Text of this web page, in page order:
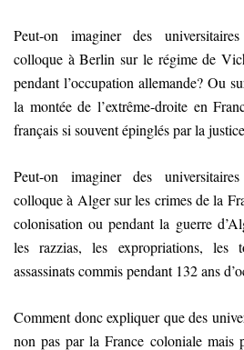
Peut-on imaginer des
colloque à Berlin sur le régime de
pendant l’occupation allemande? Ou
la montée de l’extrême-droite en
français si souvent épinglés par la
Peut-on imaginer des
colloque à Alger sur les crimes de la
colonisation ou pendant la guerre
les razzias, les expropriations,
assassinats commis pendant 132 ans
Comment donc expliquer que des
non pas par la France coloniale mais